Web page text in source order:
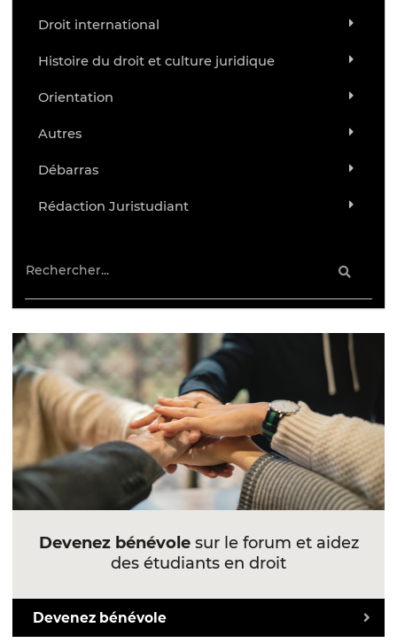
Droit international
Histoire du droit et culture juridique
Orientation
Autres
Débarras
Rédaction Juristudiant
Devenez bénévolesur le forum et aidez
des étudiants en droit
Devenez bénévole